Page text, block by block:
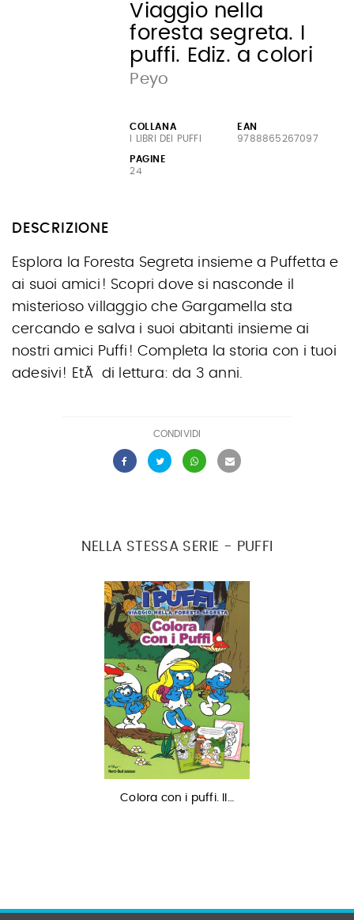
Viaggio nella
foresta segreta. I
puffi. Ediz. a colori
Peyo
COLLANA
I LIBRI DEI PUFFI
EAN
9788865267097
PAGINE
24
DESCRIZIONE
Esplora la Foresta Segreta insieme a Puffetta e
ai suoi amici! Scopri dove si nasconde il
misterioso villaggio che Gargamella sta
cercando e salva i suoi abitanti insieme ai
nostri amici Puffi! Completa la storia con i tuoi
adesivi! EtÃ di lettura: da 3 anni.
CONDIVIDI
NELLA STESSA SERIE - PUFFI
Colora con i puffi. Il…